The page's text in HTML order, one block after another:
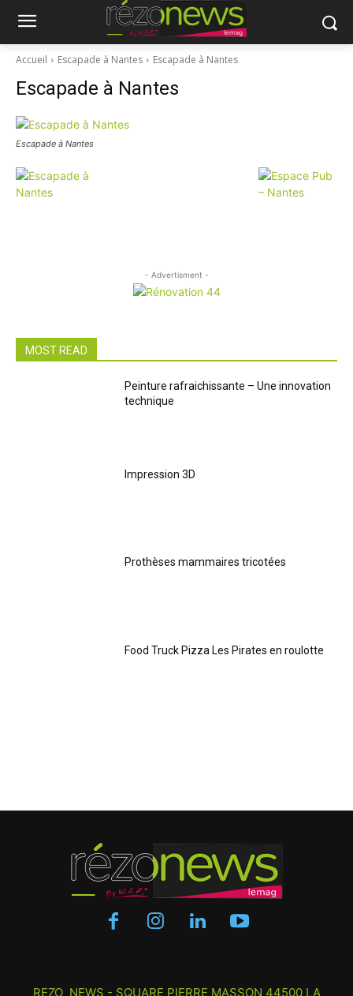
Accueil Escapade à Nantes Escapade à Nantes
Escapade à Nantes
Escapade à Nantes
- Advertisment -
MOST READ
Peinture rafraichissante – Une innovation
technique
Impression 3D
Prothèses mammaires tricotées
Food Truck Pizza Les Pirates en roulotte
REZO NEWS - SQUARE PIERRE MASSON 44500 LA